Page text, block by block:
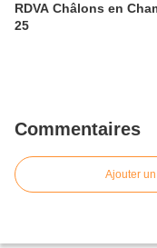
RDVA Châlons en
25
Commentaires
Ajouter